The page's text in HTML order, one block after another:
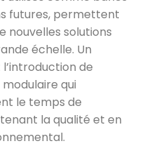
futures, permettent
nouvelles solutions
échelle. Un
de
qui
le temps de
la qualité et en